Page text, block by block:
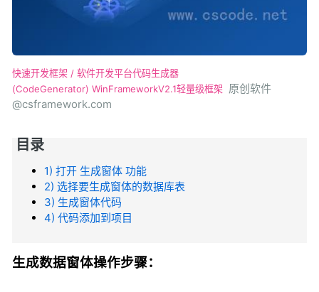
快速开发框架 / 软件开发平台代码生成器
(CodeGenerator) WinFrameworkV2.1轻量级框架 原创软件
@csframework.com
目录
1) 打开 生成窗体 功能
2) 选择要生成窗体的数据库表
3) 生成窗体代码
4) 代码添加到项目
生成数据窗体操作步骤：